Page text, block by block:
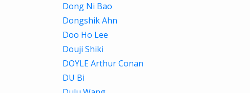
Dong Ni Bao
Dongshik Ahn
Doo Ho Lee
Douji Shiki
DOYLE Arthur Conan
DU Bi